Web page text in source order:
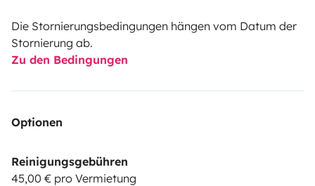
Die Stornierungsbedingungen hängen vom Datum der
Stornierung ab.
Zu den Bedingungen
Optionen
Reinigungsgebühren
45,00 € pro Vermietung